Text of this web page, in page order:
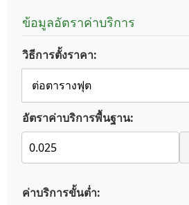
ข้อมูลอัตราค่าบริการ
วิธีการตั้งราคา:
อัตราค่าบริการพื้นฐาน:
ค่าบริการขั้นต่ำ: